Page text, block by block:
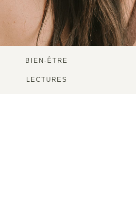
BIEN-ÊTRE
LECTURES